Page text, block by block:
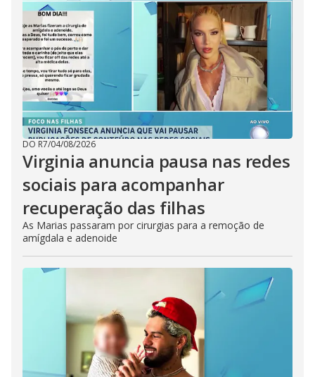
DO R7/04/08/2026
Virginia anuncia pausa nas redes
sociais para acompanhar
recuperação das filhas
As Marias passaram por cirurgias para a remoção de
amígdala e adenoide